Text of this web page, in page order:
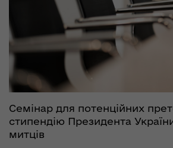
Семінар для потенційних
стипендію Президента
митців